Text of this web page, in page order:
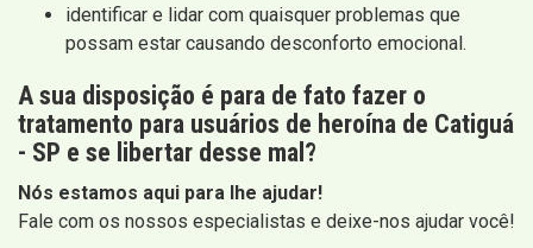
identificar e lidar com quaisquer problemas que
possam estar causando desconforto emocional.
A sua disposição é para de fato fazer o
tratamento para usuários de heroína de Catiguá
- SP e se libertar desse mal?
Nós estamos aqui para lhe ajudar!
Fale com os nossos especialistas e deixe-nos ajudar você!